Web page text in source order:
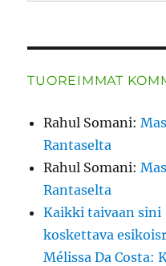
TUOREIMMAT
Rahul Somani:
Rantaselta
Rahul Somani:
Rantaselta
Kaikki taivaan sini
koskettava
Mélissa Da Costa: